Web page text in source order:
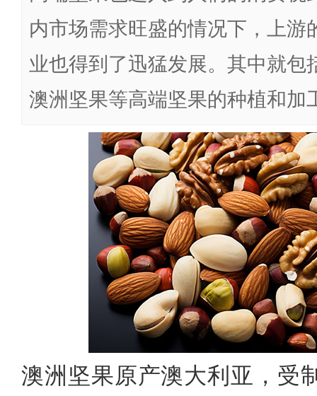
内市场需求旺盛的情况下，上游
业也得到了迅猛发展。其中就包
澳洲坚果等高端坚果的种植和加
澳洲坚果原产澳大利亚，受